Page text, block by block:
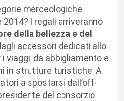
merceologiche
I regali arriveranno
della bellezza e del
accessori dedicati allo
viaggi, da abbigliamento e
in strutture turistiche. A
a spostarsi dall’off-
del consorzio